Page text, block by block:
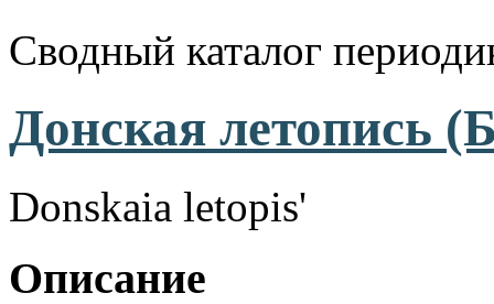
Сводный каталог
Донская летопись
Donskaia letopis'
Описание